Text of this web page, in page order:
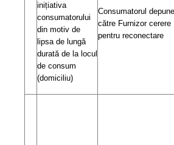
inițiativa
consumatorului
din motiv de
lipsa de lungă
durată de la locul
de consum
(domiciliu)
Consumatorul depune
către Furnizor cerere
pentru reconectare